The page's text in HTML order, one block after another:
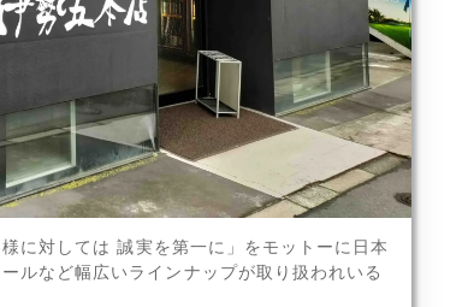
、冩楽など x1
に対しては 誠実を第一に」をモットーに日本
ルなど幅広いラインナップが取り扱われいる